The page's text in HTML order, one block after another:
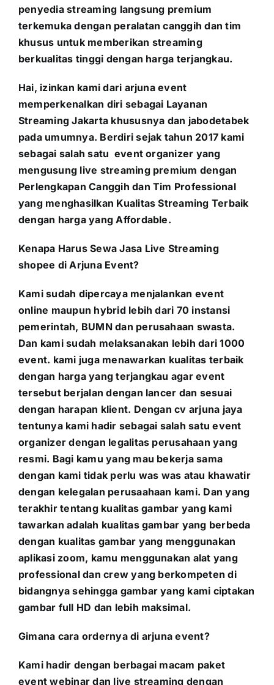
penyedia streaming langsung premium
terkemuka dengan peralatan canggih dan tim
khusus untuk memberikan streaming
berkualitas tinggi dengan harga terjangkau.
Hai, izinkan kami dari arjuna event
memperkenalkan diri sebagai Layanan
Streaming Jakarta khususnya dan jabodetabek
pada umumnya. Berdiri sejak tahun 2017 kami
sebagai salah satu event organizer yang
mengusung live streaming premium dengan
Perlengkapan Canggih dan Tim Professional
yang menghasilkan Kualitas Streaming Terbaik
dengan harga yang Affordable.
Kenapa Harus Sewa Jasa Live Streaming
shopee di Arjuna Event?
Kami sudah dipercaya menjalankan event
online maupun hybrid lebih dari 70 instansi
pemerintah, BUMN dan perusahaan swasta.
Dan kami sudah melaksanakan lebih dari 1000
event. kami juga menawarkan kualitas terbaik
dengan harga yang terjangkau agar event
tersebut berjalan dengan lancer dan sesuai
dengan harapan klient. Dengan cv arjuna jaya
tentunya kami hadir sebagai salah satu event
organizer dengan legalitas perusahaan yang
resmi. Bagi kamu yang mau bekerja sama
dengan kami tidak perlu was was atau khawatir
dengan kelegalan perusaahaan kami. Dan yang
terakhir tentang kualitas gambar yang kami
tawarkan adalah kualitas gambar yang berbeda
dengan kualitas gambar yang menggunakan
aplikasi zoom, kamu menggunakan alat yang
professional dan crew yang berkompeten di
bidangnya sehingga gambar yang kami ciptakan
gambar full HD dan lebih maksimal.
Gimana cara ordernya di arjuna event?
Kami hadir dengan berbagai macam paket
event webinar dan live streaming dengan